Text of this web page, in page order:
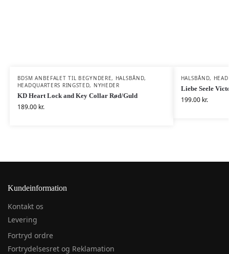
BDSM ANBEFALET TIL BEGYNDERE, HALSBÅND,
HEADQUARTERS RINGSTED, NYHEDER
KD Heart Lock and Key Collar Rød/Guld
189.00 kr.
HALSBÅND,
Liebe Seele
199.00 kr.
Kundeinformation
Kontakt os
Levering
Fortryd ordre
Fortrydelsesret og Reklamation